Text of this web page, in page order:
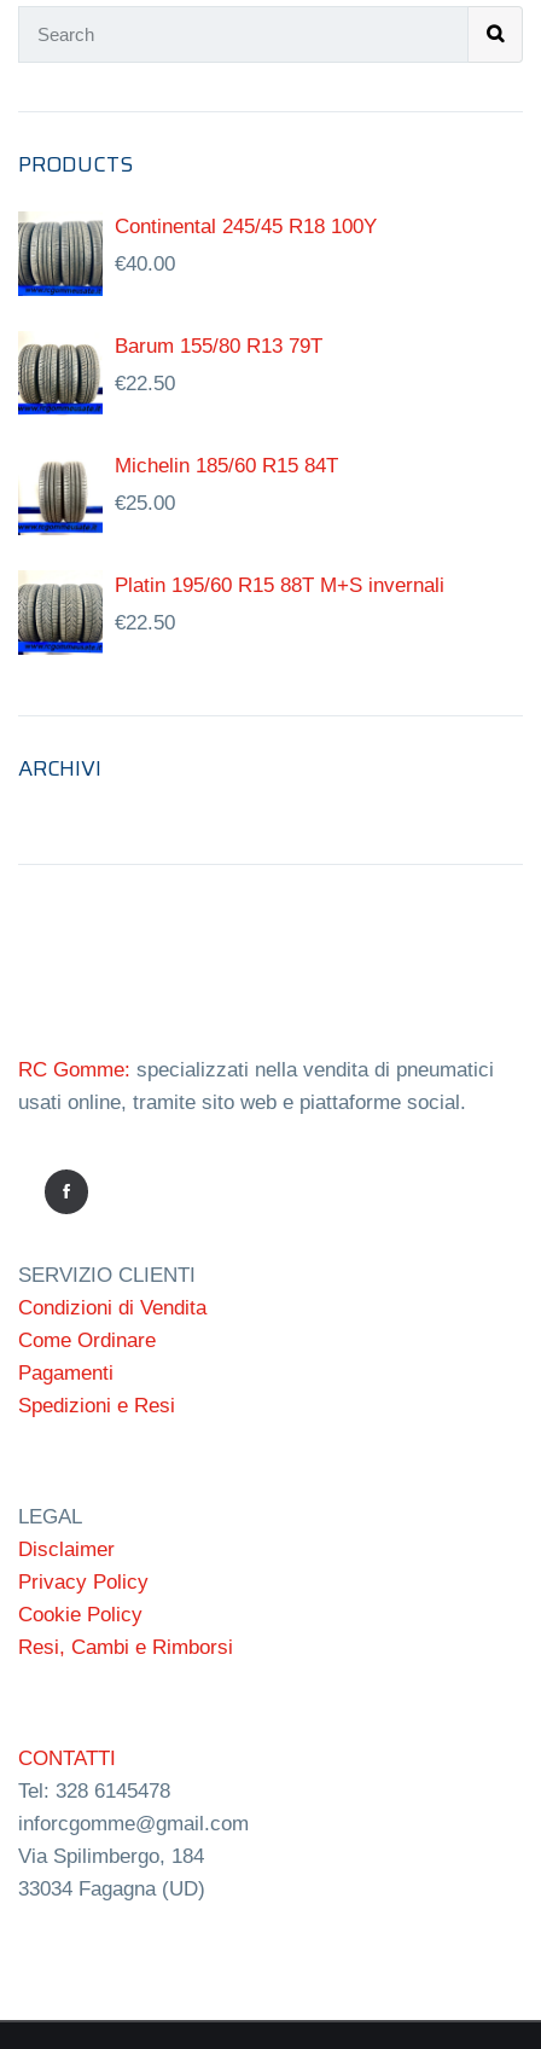
PRODUCTS
Continental 245/45 R18 100Y
€40.00
Barum 155/80 R13 79T
€22.50
Michelin 185/60 R15 84T
€25.00
Platin 195/60 R15 88T M+S invernali
€22.50
ARCHIVI
RC Gomme: specializzati nella vendita di pneumatici
usati online, tramite sito web e piattaforme social.
SERVIZIO CLIENTI
Condizioni di Vendita
Come Ordinare
Pagamenti
Spedizioni e Resi
LEGAL
Disclaimer
Privacy Policy
Cookie Policy
Resi, Cambi e Rimborsi
CONTATTI
Tel: 328 6145478
inforcgomme@gmail.com
Via Spilimbergo, 184
33034 Fagagna (UD)